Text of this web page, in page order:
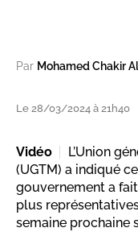
Par Mohamed Chakir
Le 28/03/2024 à 21h40
Vidéo
L’Union
(UGTM) a indiqué
gouvernement a
plus
semaine prochaine